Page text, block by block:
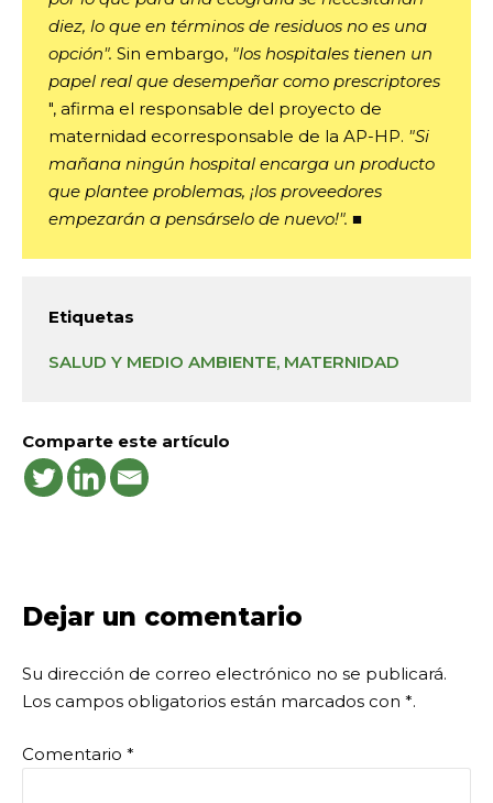
diez, lo que en términos de residuos no es una
opción". Sin embargo, "los hospitales tienen un
papel real que desempeñar como prescriptores
", afirma el responsable del proyecto de
maternidad ecorresponsable de la AP-HP. "Si
mañana ningún hospital encarga un producto
que plantee problemas, ¡los proveedores
empezarán a pensárselo de nuevo!". ■
Etiquetas
SALUD Y MEDIO AMBIENTE, MATERNIDAD
Comparte este artículo
Dejar un comentario
Su dirección de correo electrónico no se publicará.
Los campos obligatorios están marcados con *.
Comentario *